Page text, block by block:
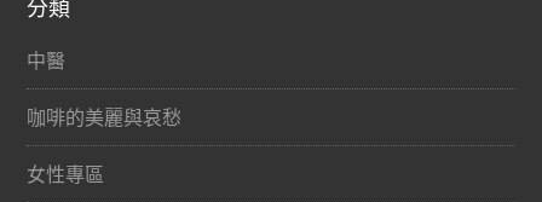
分類
中醫
咖啡的美麗與哀愁
女性專區